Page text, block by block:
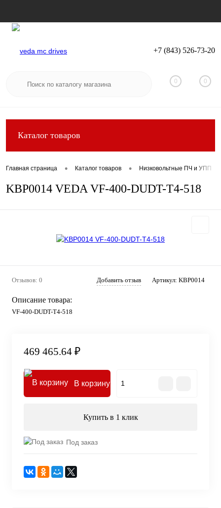
Вход Регистрация
+7 (843) 526-73-20
0 0
Каталог товаров
Главная страница • Каталог товаров • Низковольтные ПЧ и УПП
KBP0014 VEDA VF-400-DUDT-T4-518
Отзывов: 0 Добавить отзыв Артикул: KBP0014
Описание товара:
VF-400-DUDT-T4-518
469 465.64 ₽
В корзину
Купить в 1 клик
Под заказ